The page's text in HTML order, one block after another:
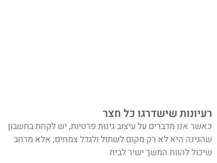
רעיונות שישדרגו כל חצר
כאשר אנו מדברים על עיצוב גינות פרטיות, יש לקחת בחשבון
שהגינה היא לא רק מקום לשתול ולגדל צמחים, אלא מרחב
שיכול להוות המשך ישיר לבית